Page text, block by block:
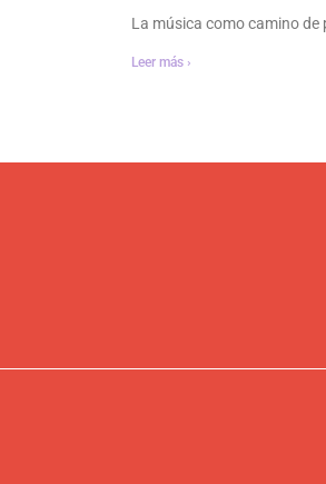
La música como camino de
Leer más ›